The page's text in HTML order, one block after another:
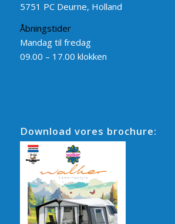
5751 PC Deurne, Holland
Åbningstider
Mandag til fredag
09.00 – 17.00 klokken
Download vores brochure: